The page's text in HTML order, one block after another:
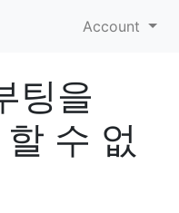
Account
팅을
수 없